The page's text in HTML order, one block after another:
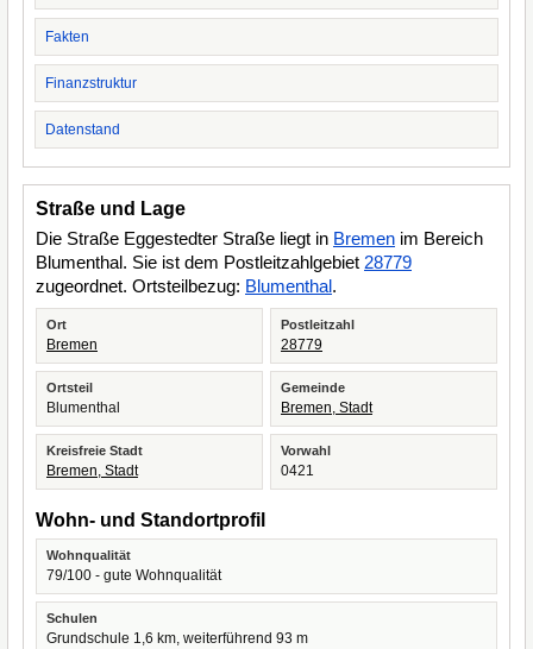
Fakten
Finanzstruktur
Datenstand
Straße und Lage
Die Straße Eggestedter Straße liegt in Bremen im Bereich
Blumenthal. Sie ist dem Postleitzahlgebiet 28779
zugeordnet. Ortsteilbezug: Blumenthal.
Ort
Bremen
Postleitzahl
28779
Ortsteil
Blumenthal
Gemeinde
Bremen, Stadt
Kreisfreie Stadt
Bremen, Stadt
Vorwahl
0421
Wohn- und Standortprofil
Wohnqualität
79/100 - gute Wohnqualität
Schulen
Grundschule 1,6 km, weiterführend 93 m